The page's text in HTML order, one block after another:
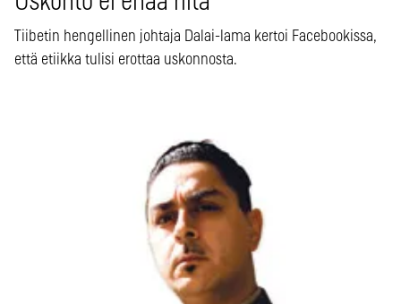
Tiibetin hengellinen johtaja Dalai-lama kertoi Facebookissa,
että etiikka tulisi erottaa uskonnosta.